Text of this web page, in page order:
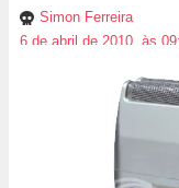
Simon Ferreira
6 de abril de 2010, às